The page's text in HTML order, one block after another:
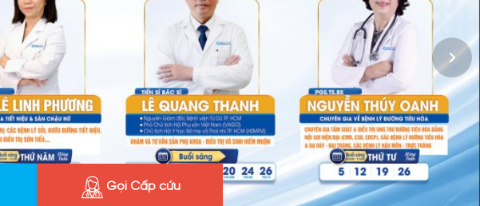
Gọi Cấp cứu